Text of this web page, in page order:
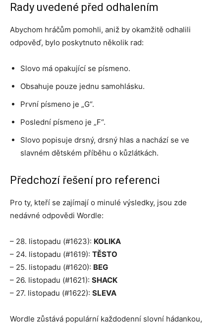
Rady uvedené před odhalením
Abychom hráčům pomohli, aniž by okamžitě odhalili
odpověď, bylo poskytnuto několik rad:
Slovo má opakující se písmeno.
Obsahuje pouze jednu samohlásku.
První písmeno je „G“.
Poslední písmeno je „F“.
Slovo popisuje drsný, drsný hlas a nachází se ve
slavném dětském příběhu o kůzlátkách.
Předchozí řešení pro referenci
Pro ty, kteří se zajímají o minulé výsledky, jsou zde
nedávné odpovědi Wordle:
– 28. listopadu (#1623): KOLIKA
– 24. listopadu (#1619): TĚSTO
– 25. listopadu (#1620): BEG
– 26. listopadu (#1621): SHACK
– 27. listopadu (#1622): SLEVA
Wordle zůstává populární každodenní slovní hádankou,